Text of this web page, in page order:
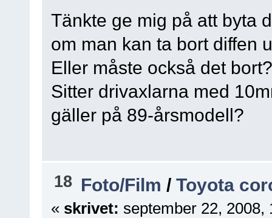
Tänkte ge mig på att byta
om man kan ta bort diffen
Eller måste också det bort?
Sitter drivaxlarna med
gäller på 89-årsmodell?
18 Foto/Film /Toyota
« skrivet: september 22, 2008,